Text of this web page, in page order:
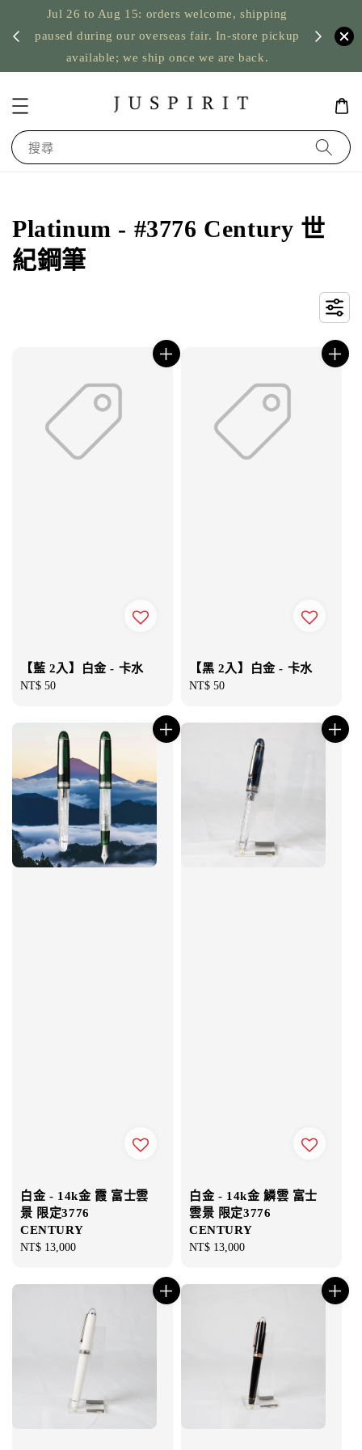
Jul 26 to Aug 15: orders welcome, shipping
paused during our overseas fair. In-store pickup
available; we ship once we are back.
US
搜尋
Platinum - #3776 Century 世
紀鋼筆
【藍 2入】白金 - 卡水
Regular
NT$ 50
【黑 2入】白金 - 卡水
Regular
NT$ 50
白金 - 14k金 霞 富士雲
景 限定3776
CENTURY
Regular
NT$ 13,000
白金 - 14k金 鱗雲 富士
雲景 限定3776
CENTURY
Regular
NT$ 13,000